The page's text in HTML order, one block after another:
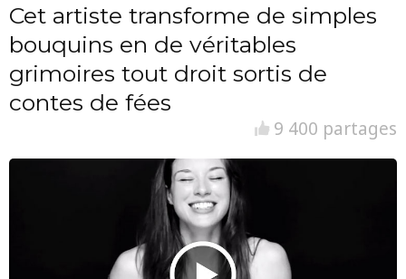
Cet artiste transforme de simples
bouquins en de véritables
grimoires tout droit sortis de
contes de fées
9 400 partages